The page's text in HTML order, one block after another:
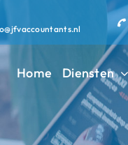
Home Diensten